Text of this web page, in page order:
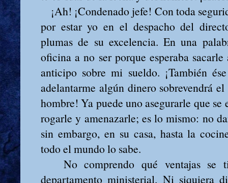
¡Ah! ¡Condenado jefe! Con toda
por estar yo en el despacho del
plumas de su excelencia. En una
oficina a no ser porque esperaba
anticipo sobre mi sueldo. ¡También
adelantarme algún dinero sobrevendrá
hombre! Ya puede uno asegurarle que
rogarle y amenazarle; es lo mismo: no
sin embargo, en su casa, hasta la
todo el mundo lo sabe.
No comprendo qué ventajas se
departamento ministerial. Ni siquiera